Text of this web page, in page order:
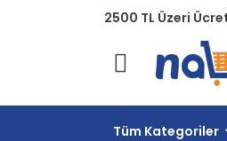
2500 TL Üzeri
Menü
Tüm Kategoriler